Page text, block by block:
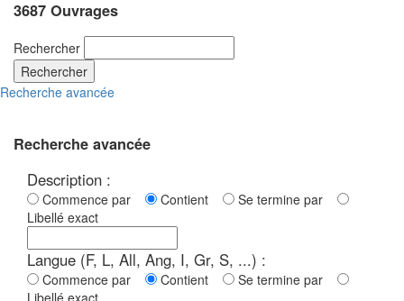
3687 Ouvrages
Rechercher
Rechercher
Recherche avancée
Recherche avancée
Description :
Commence par Contient
Se termine par
Libellé exact
Langue (F, L, All, Ang, I, Gr, S, ...) :
Commence par Contient
Se termine par
Libellé exact